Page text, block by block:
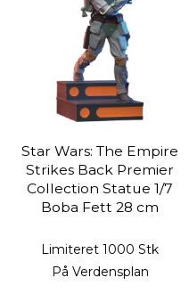
Star Wars: The Empire
Strikes Back Premier
Collection Statue 1/7
Boba Fett 28 cm
Limiteret 1000 Stk
På Verdensplan